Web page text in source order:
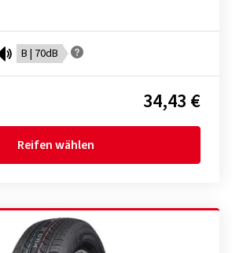
B | 70dB
34,43 €
Reifen wählen